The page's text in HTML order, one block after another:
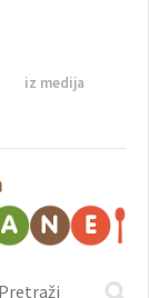
iz medija